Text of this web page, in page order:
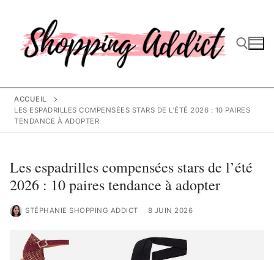
contenu
ACCUEIL
LES ESPADRILLES COMPENSÉES STARS DE L’ÉTÉ 2026 : 10 PAIRES
TENDANCE À ADOPTER
Les espadrilles compensées stars de l’été
2026 : 10 paires tendance à adopter
STÉPHANIE SHOPPING ADDICT 8 JUIN 2026